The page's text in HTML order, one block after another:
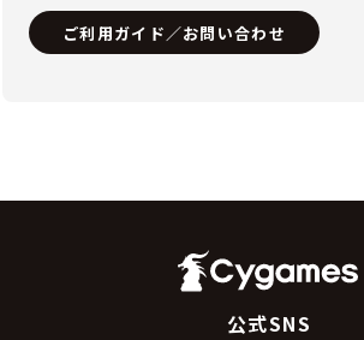
ご利用ガイド／お問い合わせ
公式SNS